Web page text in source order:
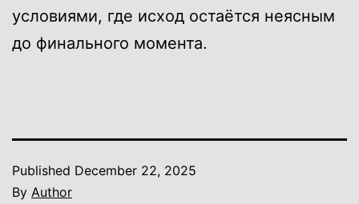
условиями, где исход остаётся неясным
до финального момента.
Published December 22, 2025
By Author